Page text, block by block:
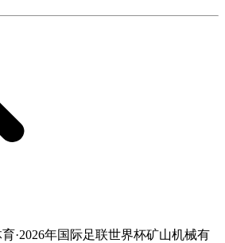
·2026年国际足联世界杯矿山机械有